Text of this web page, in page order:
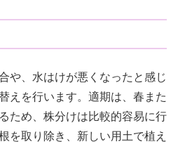
や、水はけが悪くなったと感じ
えを行います。適期は、春また
ため、株分けは比較的容易に行
を取り除き、新しい用土で植え